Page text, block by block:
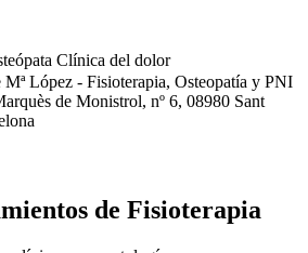
Clínica del dolor
López - Fisioterapia, Osteopatía y PNI
de Monistrol, nº 6, 08980 Sant
de Fisioterapia